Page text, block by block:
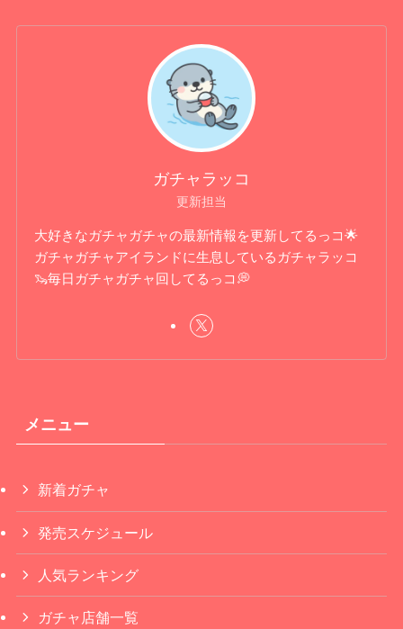
ガチャラッコ
更新担当
大好きなガチャガチャの最新情報を更新してるっコ🌟
ガチャガチャアイランドに生息しているガチャラッコ
🦦毎日ガチャガチャ回してるっコ💭
メニュー
新着ガチャ
発売スケジュール
人気ランキング
ガチャ店舗一覧